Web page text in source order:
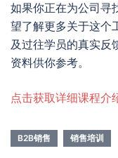
如果你正在为公司寻
望了解更多关于这个
及过往学员的真实反
资料供你参考。
点击获取详细课程介
B2B销售 销售培训